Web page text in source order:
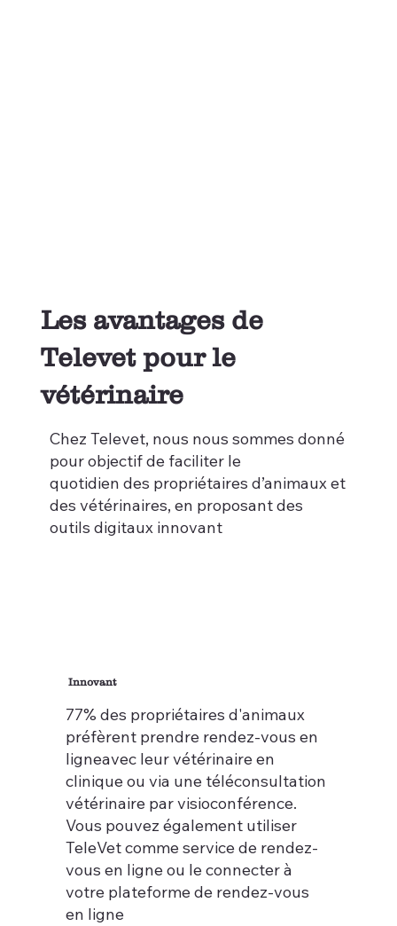
Les avantages de
Televet pour le
vétérinaire
Chez Televet, nous nous sommes donné
pour objectif de faciliter le
quotidien des propriétaires d’animaux et
des vétérinaires, en proposant des
outils digitaux innovant
Innovant
77% des propriétaires d'animaux
préfèrent prendre rendez-vous en
ligneavec leur vétérinaire en
clinique ou via une téléconsultation
vétérinaire par visioconférence.
Vous pouvez également utiliser
TeleVet comme service de rendez-
vous en ligne ou le connecter à
votre plateforme de rendez-vous
en ligne